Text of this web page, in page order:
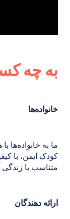
به چه
خانواده‌ها
ما به خانواده‌ها
کودک ایمن، با
متناسب با زندگی
ارائه دهندگان